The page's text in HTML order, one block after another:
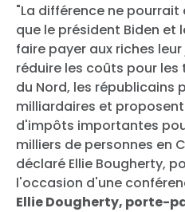
"La différence ne pourrait
que le président Biden et
faire payer aux riches
réduire les coûts pour
du Nord, les républicains
milliardaires et
d'impôts importantes
milliers de personnes en
déclaré Ellie Bougherty,
l'occasion d'une
Ellie Dougherty, porte-